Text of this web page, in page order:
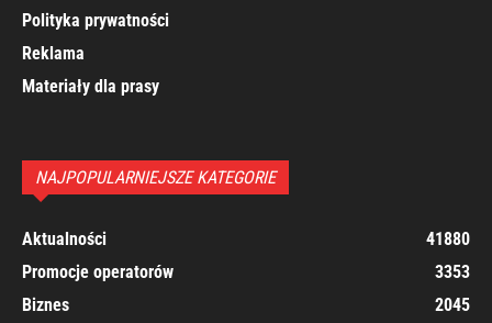
Polityka prywatności
Reklama
Materiały dla prasy
NAJPOPULARNIEJSZE KATEGORIE
Aktualności
41880
Promocje operatorów
3353
Biznes
2045